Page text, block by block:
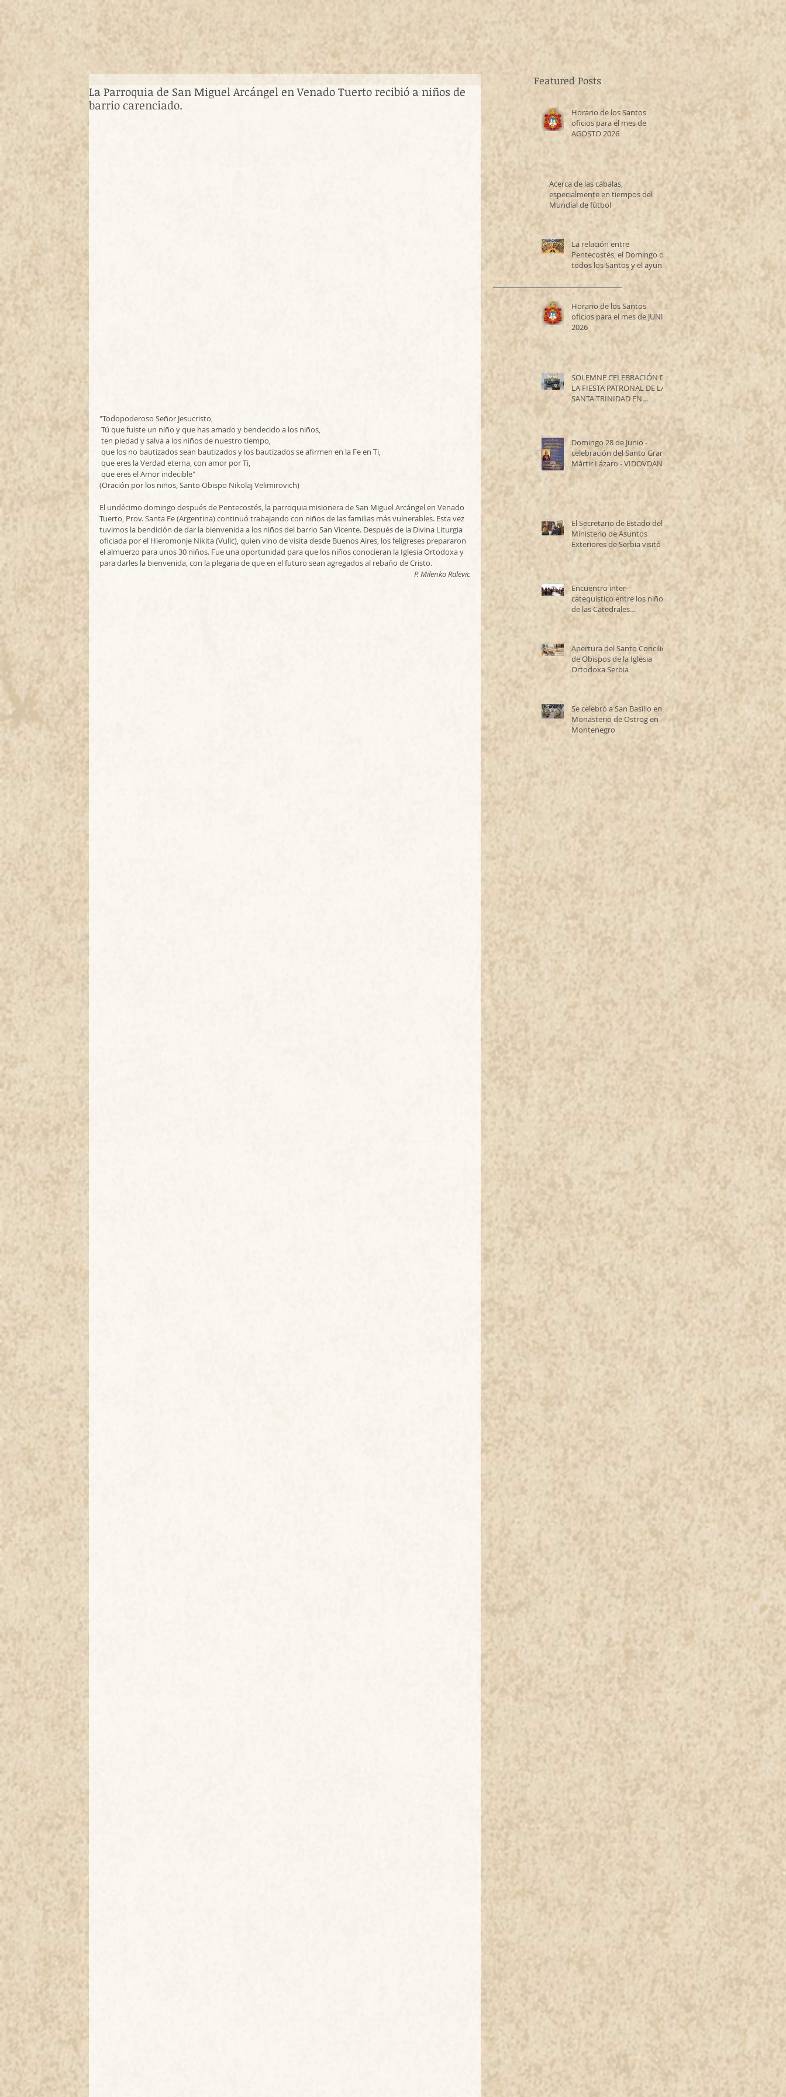
La Parroquia de San Miguel Arcángel en Venado Tuerto recibió a niños de
barrio carenciado.
"Todopoderoso Señor Jesucristo,
Tú que fuiste un niño y que has amado y bendecido a los niños,
ten piedad y salva a los niños de nuestro tiempo,
que los no bautizados sean bautizados y los bautizados se afirmen en la Fe en Ti,
que eres la Verdad eterna, con amor por Ti,
que eres el Amor indecible"
(Oración por los niños, Santo Obispo Nikolaj Velimirovich)
El undécimo domingo después de Pentecostés, la parroquia misionera de San Miguel Arcángel en Venado
Tuerto, Prov. Santa Fe (Argentina) continuó trabajando con niños de las familias más vulnerables. Esta vez
tuvimos la bendición de dar la bienvenida a los niños del barrio San Vicente. Después de la Divina Liturgia
oficiada por el Hieromonje Nikita (Vulic), quien vino de visita desde Buenos Aires, los feligreses prepararon
el almuerzo para unos 30 niños. Fue una oportunidad para que los niños conocieran la Iglesia Ortodoxa y
para darles la bienvenida, con la plegaria de que en el futuro sean agregados al rebaño de Cristo.
P. Milenko Ralevic
Featured Posts
Horario de los Santos
oficios para el mes de
AGOSTO 2026
Acerca de las cábalas,
especialmente en tiempos del
Mundial de fútbol
La relación entre
Pentecostés, el Domingo de
todos los Santos y el ayuno
de los Santos Apóstoles
Horario de los Santos
oficios para el mes de JUNIO
2026
SOLEMNE CELEBRACIÓN DE
LA FIESTA PATRONAL DE LA
SANTA TRINIDAD EN
RESISTENCIA
Domingo 28 de Junio -
celebración del Santo Gran
Mártir Lázaro - VIDOVDAN
El Secretario de Estado del
Ministerio de Asuntos
Exteriores de Serbia visitó la
Catedral Ortodoxa Serbia
en Buenos Aires y habló con
Encuentro inter-
catequístico entre los niños
de las Catedrales
Antioqueña y Serbia
Apertura del Santo Concilio
de Obispos de la Iglesia
Ortodoxa Serbia
Se celebró a San Basilio en el
Monasterio de Ostrog en
Montenegro